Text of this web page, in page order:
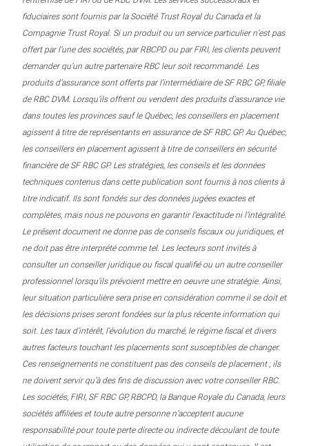
fiduciaires sont fournis par la Société Trust Royal du Canada et la
Compagnie Trust Royal. Si un produit ou un service particulier n’est pas
offert par l’une des sociétés, par RBCPD ou par FIRI, les clients peuvent
demander qu’un autre partenaire RBC leur soit recommandé. Les
produits d’assurance sont offerts par l’intermédiaire de SF RBC GP, filiale
de RBC DVM. Lorsqu’ils offrent ou vendent des produits d’assurance vie
dans toutes les provinces sauf le Québec, les conseillers en placement
agissent à titre de représentants en assurance de SF RBC GP. Au Québec,
les conseillers en placement agissent à titre de conseillers en sécurité
financière de SF RBC GP. Les stratégies, les conseils et les données
techniques contenus dans cette publication sont fournis à nos clients à
titre indicatif. Ils sont fondés sur des données jugées exactes et
complètes, mais nous ne pouvons en garantir l’exactitude ni l’intégralité.
Le présent document ne donne pas de conseils fiscaux ou juridiques, et
ne doit pas être interprété comme tel. Les lecteurs sont invités à
consulter un conseiller juridique ou fiscal qualifié ou un autre conseiller
professionnel lorsqu’ils prévoient mettre en oeuvre une stratégie. Ainsi,
leur situation particulière sera prise en considération comme il se doit et
les décisions prises seront fondées sur la plus récente information qui
soit. Les taux d’intérêt, l’évolution du marché, le régime fiscal et divers
autres facteurs touchant les placements sont susceptibles de changer.
Ces renseignements ne constituent pas des conseils de placement ; ils
ne doivent servir qu’à des fins de discussion avec votre conseiller RBC.
Les sociétés, FIRI, SF RBC GP, RBCPD, la Banque Royale du Canada, leurs
sociétés affiliées et toute autre personne n’acceptent aucune
responsabilité pour toute perte directe ou indirecte découlant de toute